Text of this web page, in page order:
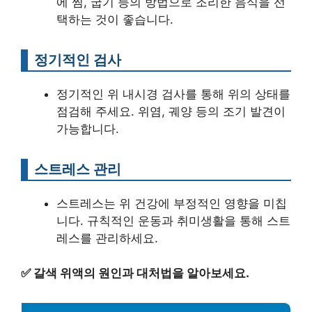
택하는 것이 좋습니다.
정기적인 검사
정기적인 위 내시경 검사를 통해 위의 상태를
점검해 주세요. 위염, 궤양 등의 조기 발견이
가능합니다.
스트레스 관리
스트레스는 위 건강에 부정적인 영향을 미칩
니다. 규칙적인 운동과 취미생활을 통해 스트
레스를 관리하세요.
✅ 갈색 위액의 원인과 대처법을 알아보세요.